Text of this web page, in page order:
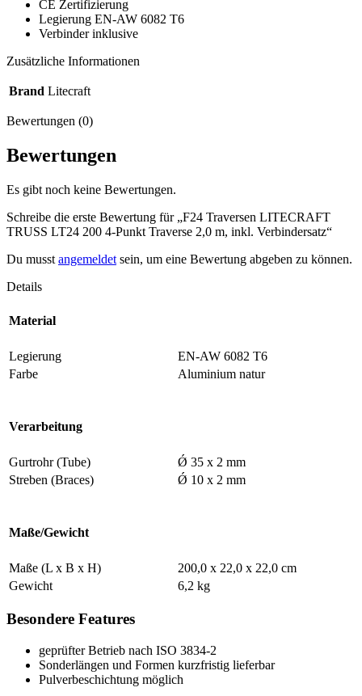
CE Zertifizierung
Legierung EN-AW 6082 T6
Verbinder inklusive
Zusätzliche Informationen
Brand Litecraft
Bewertungen (0)
Bewertungen
Es gibt noch keine Bewertungen.
Schreibe die erste Bewertung für „F24 Traversen LITECRAFT
TRUSS LT24 200 4-Punkt Traverse 2,0 m, inkl. Verbindersatz“
Du musst angemeldet sein, um eine Bewertung abgeben zu können.
Details
Material
Legierung
EN-AW 6082 T6
Farbe
Aluminium natur
Verarbeitung
Gurtrohr (Tube)
Ǿ 35 x 2 mm
Streben (Braces)
Ǿ 10 x 2 mm
Maße/Gewicht
Maße (L x B x H)
200,0 x 22,0 x 22,0 cm
Gewicht
6,2 kg
Besondere Features
geprüfter Betrieb nach ISO 3834-2
Sonderlängen und Formen kurzfristig lieferbar
Pulverbeschichtung möglich